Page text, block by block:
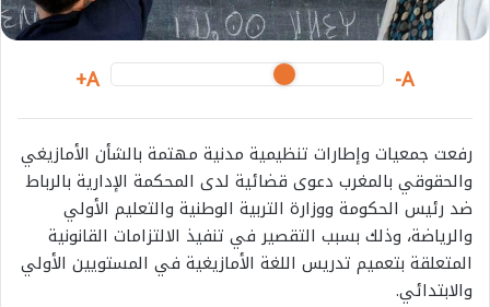
A-
A+
رفعت جمعيات وإطارات تنظيمية مدنية مهتمة بالشأن الأمازيغي
والحقوقي بالمغرب دعوى قضائية لدى المحكمة الإدارية بالرباط
ضد رئيس الحكومة ووزارة التربية الوطنية والتعليم الأولي
والرياضة، وذلك بسبب التقصير في تنفيذ الالتزامات القانونية
المتعلقة بتعميم تدريس اللغة الأمازيغية في المستويين الأولي
والابتدائي.